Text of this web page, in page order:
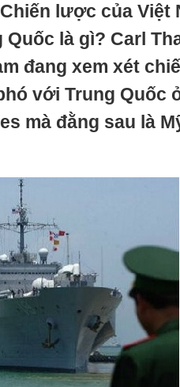
lược của Việt
Quốc là gì? Carl
đang xem xét
với Trung Quốc
mà đằng sau là